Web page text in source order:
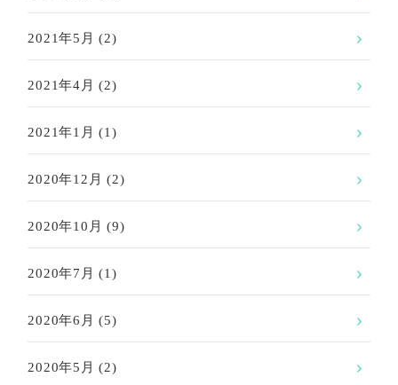
2021年5月 (2)
2021年4月 (2)
2021年1月 (1)
2020年12月 (2)
2020年10月 (9)
2020年7月 (1)
2020年6月 (5)
2020年5月 (2)